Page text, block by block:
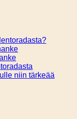
niin tärkeää